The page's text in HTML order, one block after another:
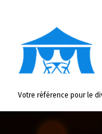
Votre référence pour le